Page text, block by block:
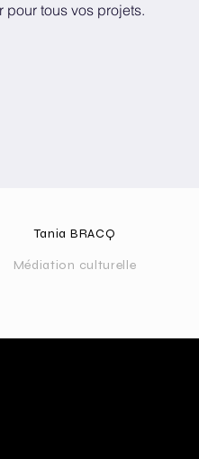
pour tous vos projets.
Tania BRACQ
Médiation culturelle